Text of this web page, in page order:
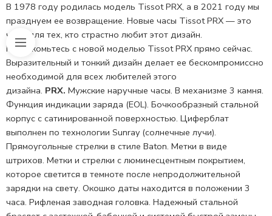
В 1978 году родилась модель Tissot PRX, а в 2021 году мы
празднуем ее возвращение. Новые часы Tissot PRX — это
часы для тех, кто страстно любит этот дизайн.
Познакомьтесь с новой моделью Tissot PRX прямо сейчас.
Выразительный и тонкий дизайн делает ее бескомпромиссно
необходимой для всех любителей этого
дизайна. PRX. Мужские наручные часы. В механизме 3 камня.
Функция индикации заряда (EOL). Бочкообразный стальной
корпус c сатинированной поверхностью. Циферблат
выполнен по технологии Sunray (солнечные лучи).
Прямоугольные стрелки в стиле Baton. Метки в виде
штрихов. Метки и стрелки с люминесцентным покрытием,
которое светится в темноте после непродолжительной
зарядки на свету. Окошко даты находится в положении 3
часа. Рифленая заводная головка. Надежный стальной